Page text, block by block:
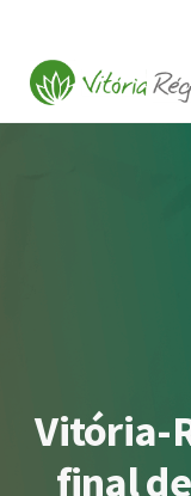
Vitória-
final